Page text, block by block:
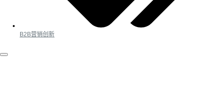
B2B营销创新